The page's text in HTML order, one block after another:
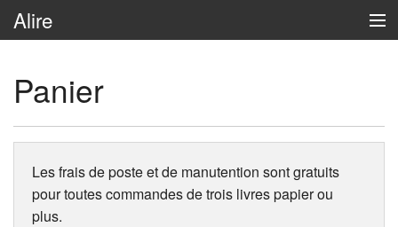
Alire
Connexion
Panier
Les frais de poste et de manutention sont gratuits
pour toutes commandes de trois livres papier ou
plus.